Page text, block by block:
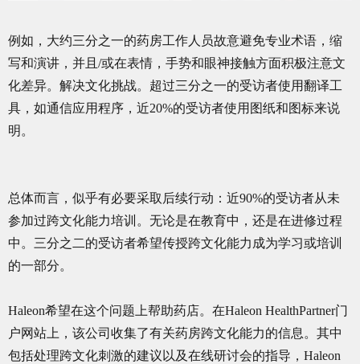
例如，大约三分之一的药房工作人员故意避免专业术语，缩
写和演讲，并且/或在表情，手势和眼神接触方面积极注意文
化差异。解决文化挑战。超过三分之一的受访者使用翻译工
具，如通信应用程序，近20%的受访者使用图纸和图标来说
明。
总体而言，似乎有必要采取后续行动：近90%的受访者从未
参加过跨文化能力培训。无论是在教育中，还是在进修过程
中。三分之二的受访者希望传授跨文化能力成为学习或培训
的一部分。
Haleon希望在这个问题上帮助药店。在Haleon HealthPartner门
户网站上，该公司收集了有关药房跨文化能力的信息。其中
包括处理跨文化刺激的建议以及在线研讨会的指导，Haleon